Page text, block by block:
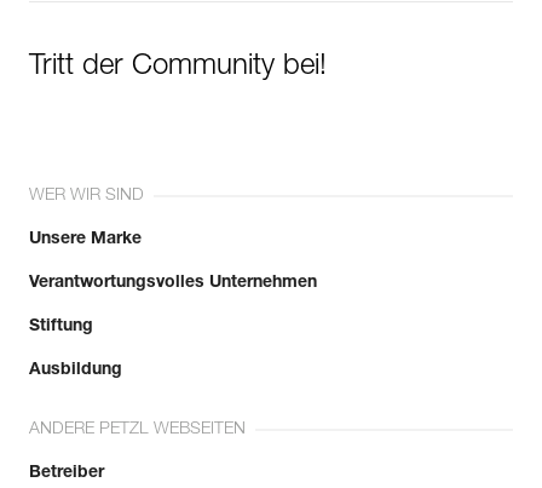
Tritt der Community bei!
WER WIR SIND
Unsere Marke
Verantwortungsvolles Unternehmen
Stiftung
Ausbildung
ANDERE PETZL WEBSEITEN
Betreiber